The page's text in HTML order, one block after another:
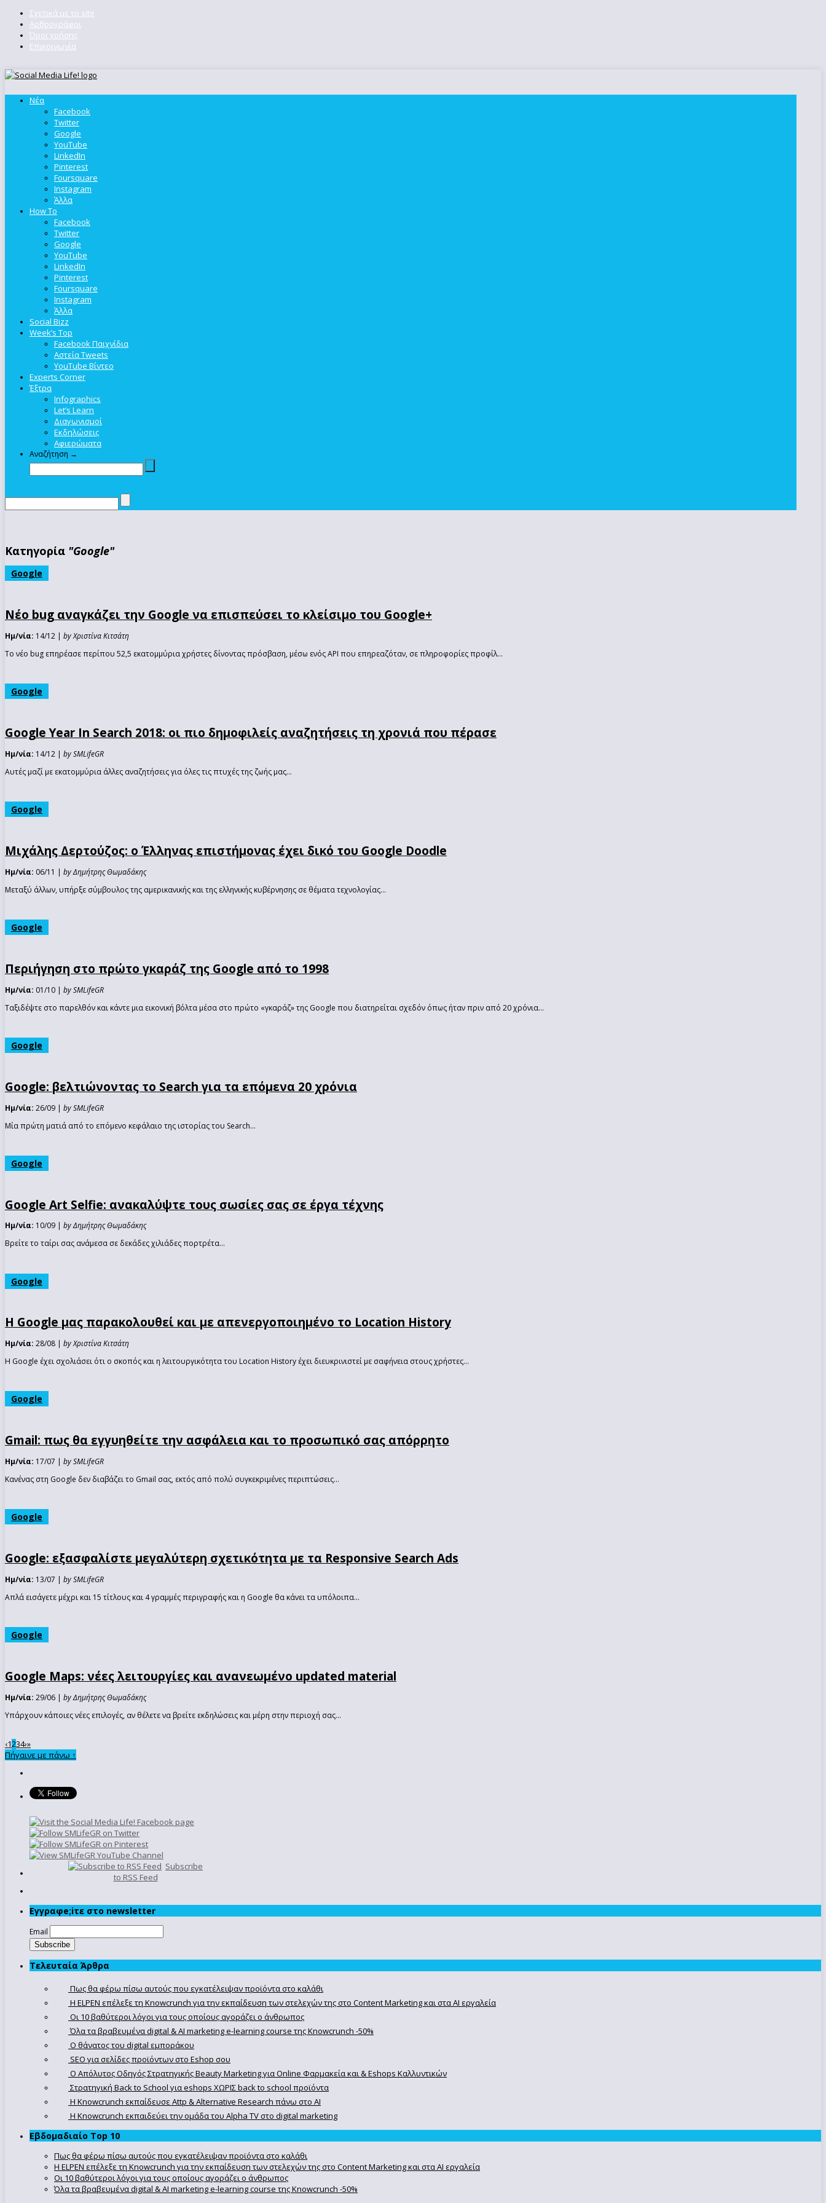
Σχετικά με το site
Αρθρογράφοι
Όροι χρήσης
Επικοινωνία
Νέα
Facebook
Twitter
Google
YouTube
LinkedIn
Pinterest
Foursquare
Instagram
Άλλα
How To
Facebook
Twitter
Google
YouTube
LinkedIn
Pinterest
Foursquare
Instagram
Άλλα
Social Bizz
Week’s Top
Facebook Παιχνίδια
Αστεία Tweets
YouTube Βίντεο
Experts Corner
Έξτρα
Infographics
Let’s Learn
Διαγωνισμοί
Εκδηλώσεις
Αφιερώματα
Αναζήτηση →
Κατηγορία "Google"
Google
Νέο bug αναγκάζει την Google να επισπεύσει το κλείσιμο του Google+
Ημ/νία: 14/12 | by Χριστίνα Κιτσάτη
Το νέο bug επηρέασε περίπου 52,5 εκατομμύρια χρήστες δίνοντας πρόσβαση, μέσω ενός API που επηρεαζόταν, σε πληροφορίες προφίλ...
Google
Google Year In Search 2018: οι πιο δημοφιλείς αναζητήσεις τη χρονιά που πέρασε
Ημ/νία: 14/12 | by SMLifeGR
Αυτές μαζί με εκατομμύρια άλλες αναζητήσεις για όλες τις πτυχές της ζωής μας...
Google
Μιχάλης Δερτούζος: ο Έλληνας επιστήμονας έχει δικό του Google Doodle
Ημ/νία: 06/11 | by Δημήτρης Θωμαδάκης
Μεταξύ άλλων, υπήρξε σύμβουλος της αμερικανικής και της ελληνικής κυβέρνησης σε θέματα τεχνολογίας...
Google
Περιήγηση στο πρώτο γκαράζ της Google από το 1998
Ημ/νία: 01/10 | by SMLifeGR
Ταξιδέψτε στο παρελθόν και κάντε μια εικονική βόλτα μέσα στο πρώτο «γκαράζ» της Google που διατηρείται σχεδόν όπως ήταν πριν από 20 χρόνια...
Google
Google: βελτιώνοντας το Search για τα επόμενα 20 χρόνια
Ημ/νία: 26/09 | by SMLifeGR
Μία πρώτη ματιά από το επόμενο κεφάλαιο της ιστορίας του Search...
Google
Google Αrt Selfie: ανακαλύψτε τους σωσίες σας σε έργα τέχνης
Ημ/νία: 10/09 | by Δημήτρης Θωμαδάκης
Βρείτε το ταίρι σας ανάμεσα σε δεκάδες χιλιάδες πορτρέτα...
Google
Η Google μας παρακολουθεί και με απενεργοποιημένο το Location History
Ημ/νία: 28/08 | by Χριστίνα Κιτσάτη
Η Google έχει σχολιάσει ότι ο σκοπός και η λειτουργικότητα του Location History έχει διευκρινιστεί με σαφήνεια στους χρήστες...
Google
Gmail: πως θα εγγυηθείτε την ασφάλεια και το προσωπικό σας απόρρητο
Ημ/νία: 17/07 | by SMLifeGR
Κανένας στη Google δεν διαβάζει το Gmail σας, εκτός από πολύ συγκεκριμένες περιπτώσεις...
Google
Google: εξασφαλίστε μεγαλύτερη σχετικότητα με τα Responsive Search Ads
Ημ/νία: 13/07 | by SMLifeGR
Απλά εισάγετε μέχρι και 15 τίτλους και 4 γραμμές περιγραφής και η Google θα κάνει τα υπόλοιπα...
Google
Google Maps: νέες λειτουργίες και ανανεωμένο updated material
Ημ/νία: 29/06 | by Δημήτρης Θωμαδάκης
Υπάρχουν κάποιες νέες επιλογές, αν θέλετε να βρείτε εκδηλώσεις και μέρη στην περιοχή σας...
‹1234›»
Πήγαινε με πάνω ↑
Subscribe
to RSS Feed
Εγγραφe;iτε στο newsletter
Email
Τελευταία Άρθρα
Πως θα φέρω πίσω αυτούς που εγκατέλειψαν προϊόντα στο καλάθι
Η ELPEN επέλεξε τη Knowcrunch για την εκπαίδευση των στελεχών της στο Content Marketing και στα AI εργαλεία
Οι 10 βαθύτεροι λόγοι για τους οποίους αγοράζει ο άνθρωπος
Όλα τα βραβευμένα digital & AI marketing e-learning course της Knowcrunch -50%
Ο θάνατος του digital εμποράκου
SEO για σελίδες προϊόντων στο Eshop σου
Ο Απόλυτoς Οδηγός Στρατηγικής Beauty Marketing για Online Φαρμακεία και & Eshops Καλλυντικών
Στρατηγική Back to School για eshops ΧΩΡΙΣ back to school προϊόντα
Η Knowcrunch εκπαίδευσε Attp & Alternative Research πάνω στο ΑΙ
Η Knowcrunch εκπαιδεύει την ομάδα του Alpha TV στο digital marketing
Εβδομαδιαίο Top 10
Πως θα φέρω πίσω αυτούς που εγκατέλειψαν προϊόντα στο καλάθι
Η ELPEN επέλεξε τη Knowcrunch για την εκπαίδευση των στελεχών της στο Content Marketing και στα AI εργαλεία
Οι 10 βαθύτεροι λόγοι για τους οποίους αγοράζει ο άνθρωπος
Όλα τα βραβευμένα digital & AI marketing e-learning course της Knowcrunch -50%